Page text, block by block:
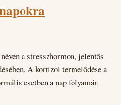
a stresszhormon, jelentős
A kortizol termelődése a
esetben a nap folyamán